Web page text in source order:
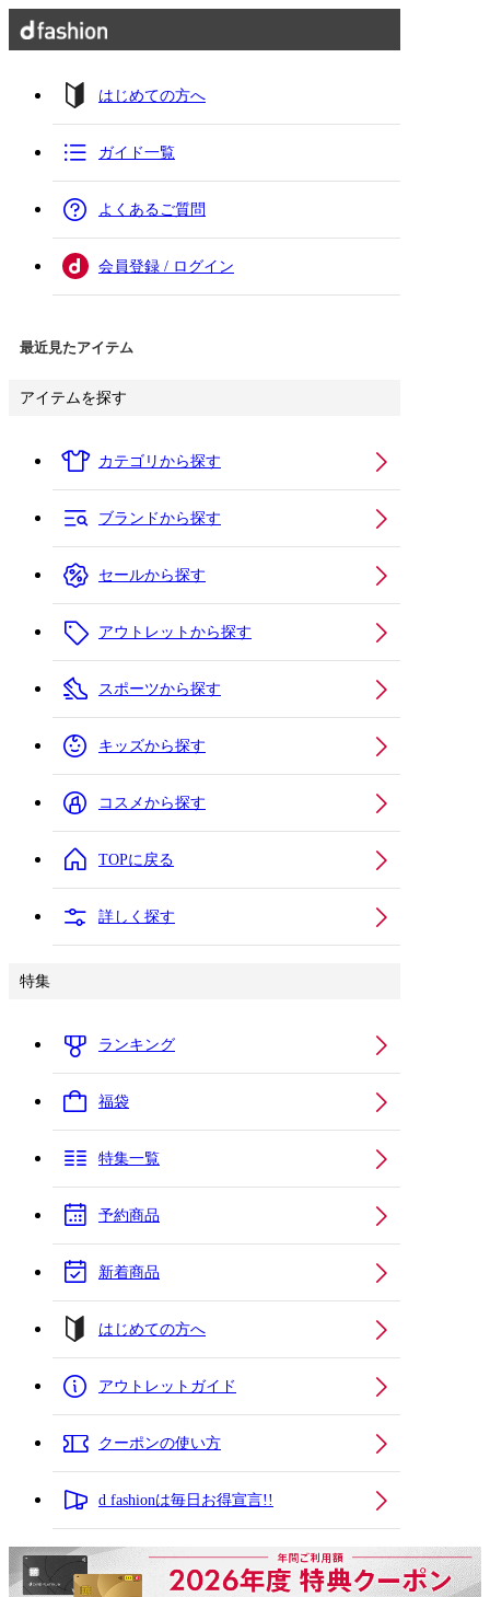
はじめての方へ
ガイド一覧
よくあるご質問
会員登録 / ログイン
最近見たアイテム
アイテムを探す
カテゴリから探す
ブランドから探す
セールから探す
アウトレットから探す
スポーツから探す
キッズから探す
コスメから探す
TOPに戻る
詳しく探す
特集
ランキング
福袋
特集一覧
予約商品
新着商品
はじめての方へ
アウトレットガイド
クーポンの使い方
d fashionは毎日お得宣言!!